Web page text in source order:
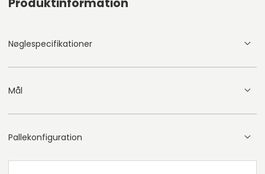
Produktinformation
Nøglespecifikationer
Mål
Pallekonfiguration